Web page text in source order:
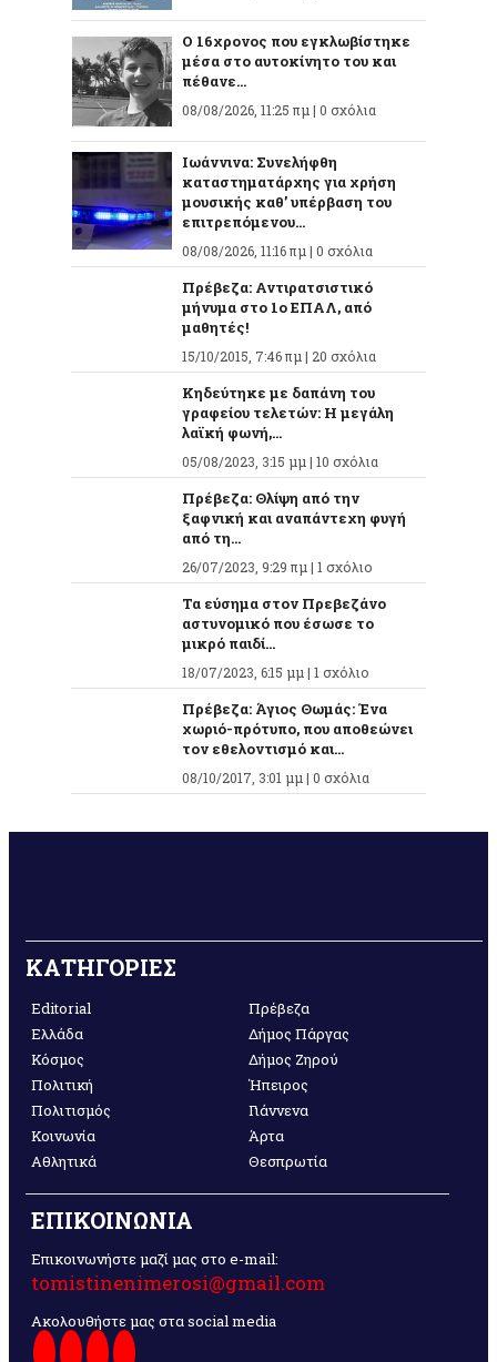
O 16χρονος που εγκλωβίστηκε
μέσα στο αυτοκίνητο του και
πέθανε...
08/08/2026, 11:25 πμ | 0 σχόλια
Ιωάννινα: Συνελήφθη
καταστηματάρχης για χρήση
μουσικής καθ’ υπέρβαση του
επιτρεπόμενου...
08/08/2026, 11:16 πμ | 0 σχόλια
Πρέβεζα: Αντιρατσιστικό
μήνυμα στο 1ο ΕΠΑΛ, από
μαθητές!
15/10/2015, 7:46 πμ | 20 σχόλια
Κηδεύτηκε με δαπάνη του
γραφείου τελετών: Η μεγάλη
λαϊκή φωνή,...
05/08/2023, 3:15 μμ | 10 σχόλια
Πρέβεζα: Θλίψη από την
ξαφνική και αναπάντεχη φυγή
από τη...
26/07/2023, 9:29 πμ | 1 σχόλιο
Τα εύσημα στον Πρεβεζάνο
αστυνομικό που έσωσε το
μικρό παιδί...
18/07/2023, 6:15 μμ | 1 σχόλιο
Πρέβεζα: Άγιος Θωμάς: Ένα
χωριό-πρότυπο, που αποθεώνει
τον εθελοντισμό και...
08/10/2017, 3:01 μμ | 0 σχόλια
ΚΑΤΗΓΟΡΙΕΣ
Editorial
Ελλάδα
Κόσμος
Πολιτική
Πολιτισμός
Κοινωνία
Αθλητικά
Πρέβεζα
Δήμος Πάργας
Δήμος Ζηρού
Ήπειρος
Γιάννενα
Άρτα
Θεσπρωτία
ΕΠΙΚΟΙΝΩΝΙΑ
Επικοινωνήστε μαζί μας στο e-mail:
tomistinenimerosi@gmail.com
Ακολουθήστε μας στα social media